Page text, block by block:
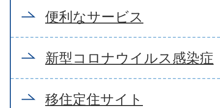
便利なサービス
新型コロナウイルス感染症
移住定住サイト